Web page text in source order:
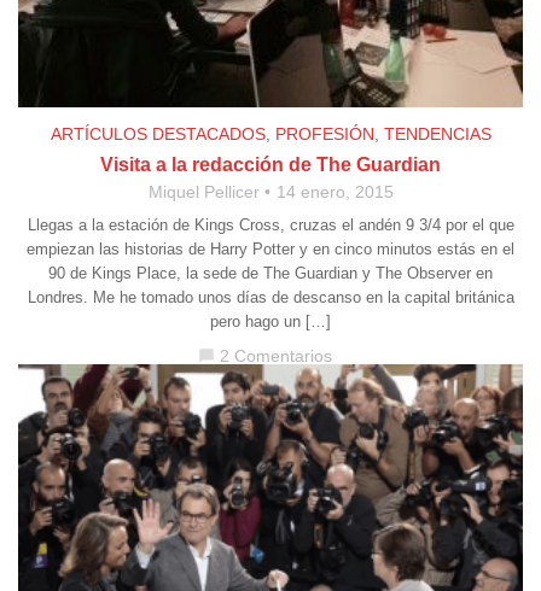
ARTÍCULOS DESTACADOS, PROFESIÓN, TENDENCIAS
Visita a la redacción de The Guardian
Miquel Pellicer 14 enero, 2015
Llegas a la estación de Kings Cross, cruzas el andén 9 3/4 por el que
empiezan las historias de Harry Potter y en cinco minutos estás en el
90 de Kings Place, la sede de The Guardian y The Observer en
Londres. Me he tomado unos días de descanso en la capital británica
pero hago un […]
chat_bubble 2 Comentarios